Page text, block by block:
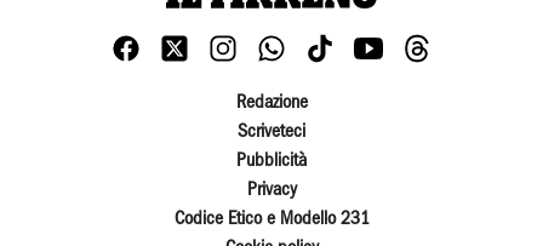
Redazione
Scriveteci
Pubblicità
Privacy
Codice Etico e Modello 231